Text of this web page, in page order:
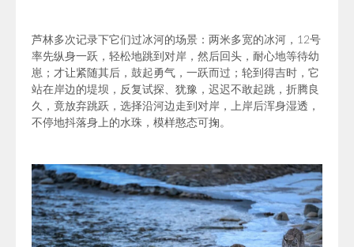
芦林多次记录下它们过冰河的场景：两米多宽的冰河，12号
率先纵身一跃，轻松地跳到对岸，然后回头，耐心地等待幼
崽；才让紧随其后，鼓起勇气，一跃而过；轮到得吉时，它
站在岸边的堤坝，反复试探、犹豫，迟迟不敢起跳，折腾良
久，竟放弃跳跃，选择沿河边走到对岸，上岸后浑身湿透，
不停地抖落身上的水珠，模样憨态可掬。